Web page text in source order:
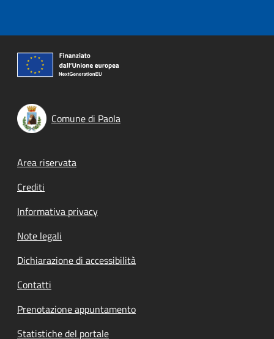
Comune di Paola
Footer menu
Area riservata
Crediti
Informativa privacy
Note legali
Dichiarazione di accessibilità
Contatti
Prenotazione appuntamento
Statistiche del portale